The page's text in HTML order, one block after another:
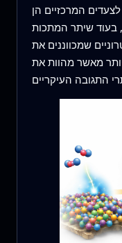
המרכזיים הן
בעוד שיתר המתכות
שמכווננים את
מאשר מהוות את